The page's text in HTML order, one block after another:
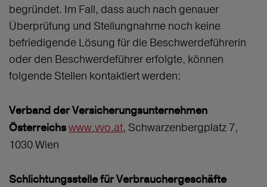
begründet. Im Fall, dass auch nach genauer
Überprüfung und Stellungnahme noch keine
befriedigende Lösung für die Beschwerdeführerin
oder den Beschwerdeführer erfolgte, können
folgende Stellen kontaktiert werden:
Verband der Versicherungsunternehmen
Österreichswww.vvo.at, Schwarzenbergplatz 7,
1030 Wien
Schlichtungsstelle für Verbrauchergeschäfte